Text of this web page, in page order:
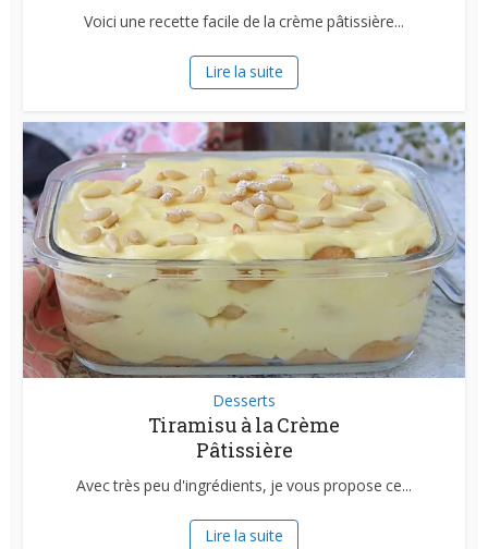
Voici une recette facile de la crème pâtissière...
Lire la suite
Desserts
Tiramisu à la Crème
Pâtissière
Avec très peu d'ingrédients, je vous propose ce...
Lire la suite